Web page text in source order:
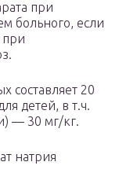
при
больного, если
при
составляет 20
детей, в т.ч.
— 30 мг/кг.
натрия